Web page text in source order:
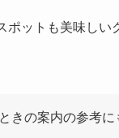
ットも美味しい
きの案内の参考に